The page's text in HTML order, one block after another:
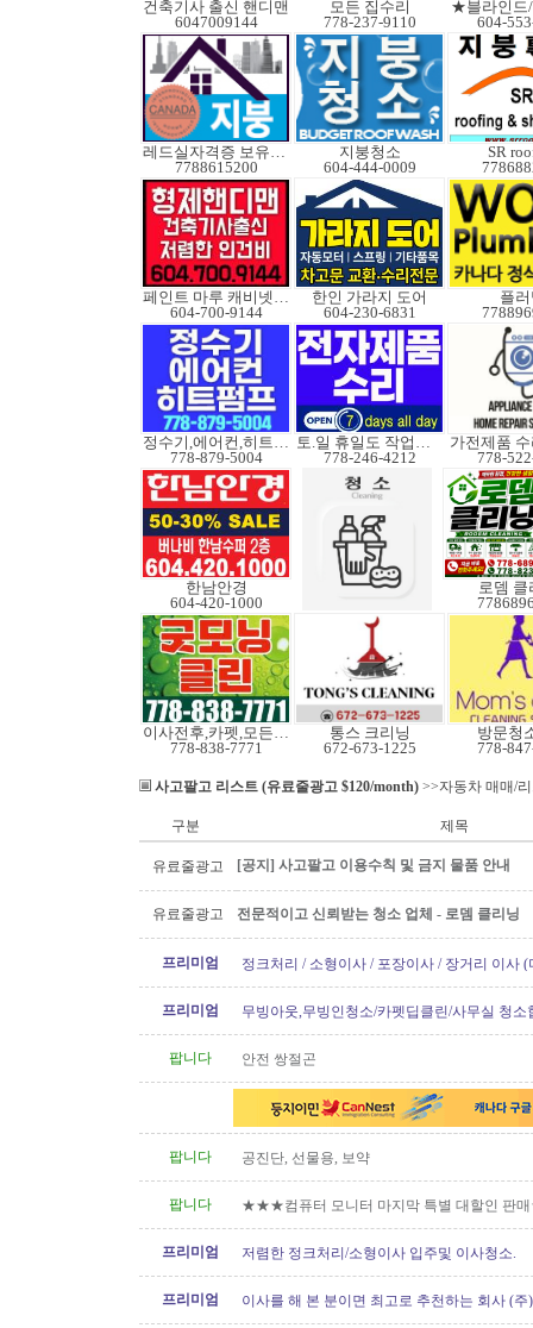
건축기사 출신 핸디맨
6047009144
모든 집수리
778-237-9110
★블라인
604-
레드실자격증 보유업체
7788615200
지붕청소
604-444-0009
SR
페인트 마루 캐비넷코팅
604-700-9144
한인 가라지 도어
604-230-6831
플
정수기,에어컨,히트펌프
778-879-5004
토.일 휴일도 작업가능
778-246-4212
778-
한남안경
604-420-1000
로뎀 클
이사전후,카펫,모든청소
778-838-7771
통스 크리닝
672-673-1225
방문청
778-
사고팔고 리스트 (유료줄광고 $120/month) >>자동차 매매/
구분 제목
유료줄광고 [공지] 사고팔고 이용수칙 및 금지 물품 안내
유료줄광고 전문적이고 신뢰받는 청소 업체 - 로뎀 클리닝
프리미엄 정크처리 / 소형이사 / 포장이사 / 장거리 이사 (
프리미엄 무빙아웃,무빙인청소/카펫딥클린/사무실 청소
팝니다 안전 쌍절곤
팝니다 공진단, 선물용, 보약
팝니다 ★★★컴퓨터 모니터 마지막 특별 대할인
프리미엄 저렴한 정크처리/소형이사 입주및 이사청소.
프리미엄
이사를 해 본 분이면 최고로 추천하는 회사 (주